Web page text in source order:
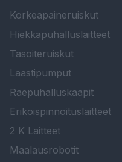
Korkeapaineruiskut
Hiekkapuhalluslaitteet
Tasoiteruiskut
Laastipumput
Raepuhalluskaapit
Erikoispinnoituslaitteet
2 K Laitteet
Maalausrobotit